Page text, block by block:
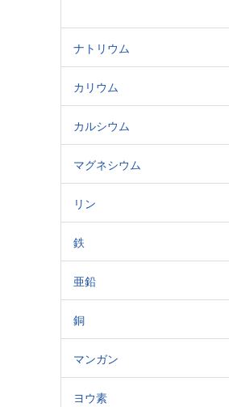
ナトリウム
カリウム
カルシウム
マグネシウム
リン
鉄
亜鉛
銅
マンガン
ヨウ素